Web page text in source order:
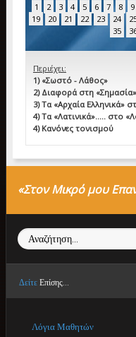
1 2 3 4 5 6 7 8 9
19
20 21 22 23 24
35
Περιέχει:
1) «Σωστό - Λάθος»
2) Διαφορά στη «Σημασία»
3) Τα «Αρχαία Ελληνικά»
4) Τα «Λατινικά»….. στο
4) Κανόνες τονισμού
«Στον Μικρό μου
Αναζήτηση...
Δείτε Επίσης...
Λόγια Μαθητών